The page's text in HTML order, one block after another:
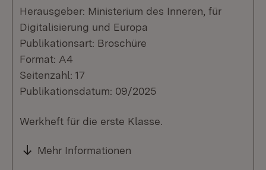
Herausgeber: Ministerium des Inneren, für
Digitalisierung und Europa
Publikationsart: Broschüre
Format: A4
Seitenzahl: 17
Publikationsdatum: 09/2025
Werkheft für die erste Klasse.
Mehr Informationen